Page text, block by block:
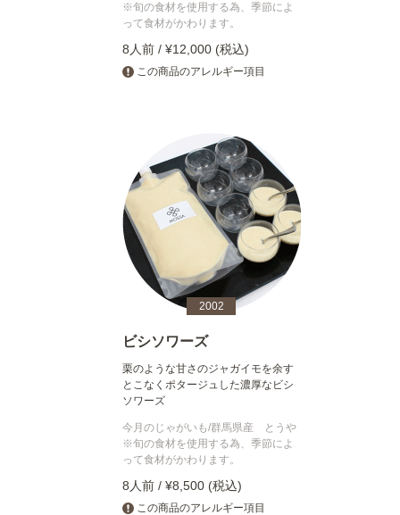
※旬の食材を使用する為、季節によ
って食材がかわります。
8人前 / ¥12,000 (税込)
この商品のアレルギー項目
2002
ビシソワーズ
栗のような甘さのジャガイモを余す
とこなくポタージュした濃厚なビシ
ソワーズ
今月のじゃがいも/群馬県産 とうや
※旬の食材を使用する為、季節によ
って食材がかわります。
8人前 / ¥8,500 (税込)
この商品のアレルギー項目